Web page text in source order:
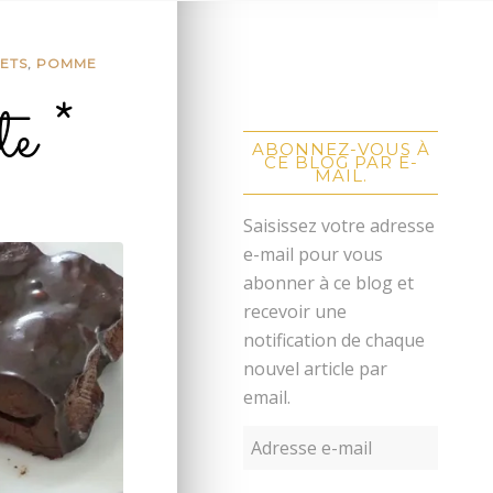
, POMME
* ABONNEZ-VOUS À
CE BLOG PAR E-
MAIL.
Saisissez votre adresse
e-mail pour vous
abonner à ce blog et
recevoir une
notification de chaque
nouvel article par
email.